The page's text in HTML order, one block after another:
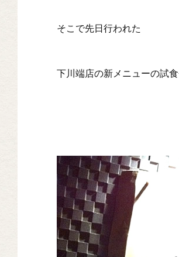
そこで先日行われた
下川端店の新メニューの試